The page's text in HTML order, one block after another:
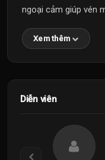
ngoại cảm giúp vén
Xem thêm
Diễn viên